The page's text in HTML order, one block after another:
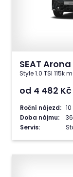
SEAT Arona
Style 1.0 TSI 115k
od 4 482 Kč
Roční nájezd:
Doba nájmu:
Servis: